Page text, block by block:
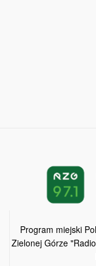
Program miejski
Zielonej Górze